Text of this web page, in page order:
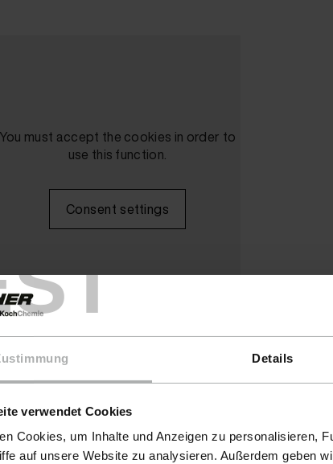
Details
verwendet Cookies
Cookies, um Inhalte und Anzeigen zu personalisieren,
auf unsere Website zu analysieren. Außerdem geben
You must accept the cookies in order to
use this function.
Consent settings
must accept the cookies in order to
use this function.